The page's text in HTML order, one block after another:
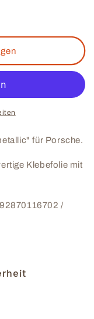
für Porsche.
Klebefolie mit
/